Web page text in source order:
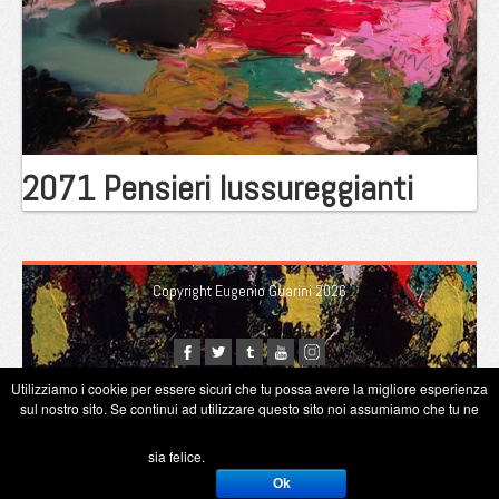
2071 Pensieri lussureggianti
Copyright Eugenio Guarini 2026
Utilizziamo i cookie per essere sicuri che tu possa avere la migliore esperienza
sul nostro sito. Se continui ad utilizzare questo sito noi assumiamo che tu ne
sia felice.
Ok